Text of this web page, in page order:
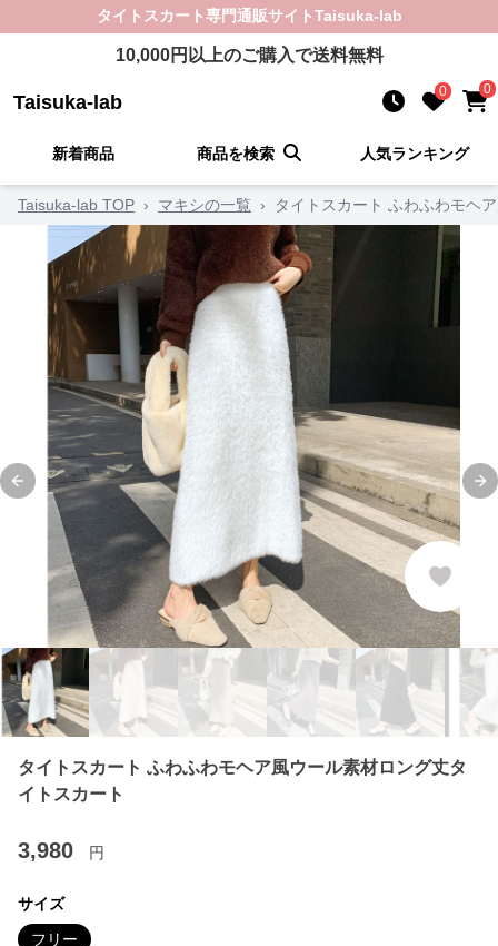
タイトスカート専門通販サイトTaisuka-lab
10,000円以上のご購入で送料無料
Taisuka-lab 0 0
新着商品 商品を検索 人気ランキング
Taisuka-lab TOP › マキシの一覧 › タイトスカート ふわふわモヘ
Previous slide
タイトスカート ふわふわモヘア風ウール素材ロング丈タ
イトスカート
3,980 円
サイズ
フリー